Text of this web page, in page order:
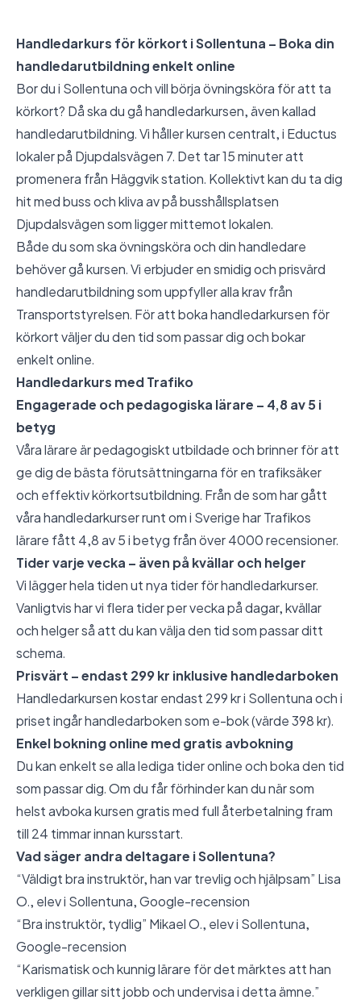
Handledarkurs för körkort i Sollentuna – Boka din
handledarutbildning enkelt online
Bor du i Sollentuna och vill börja övningsköra för att ta
körkort? Då ska du gå handledarkursen, även kallad
handledarutbildning. Vi håller kursen centralt, i Eductus
lokaler på Djupdalsvägen 7. Det tar 15 minuter att
promenera från Häggvik station. Kollektivt kan du ta dig
hit med buss och kliva av på busshållsplatsen
Djupdalsvägen som ligger mittemot lokalen.
Både du som ska övningsköra och din handledare
behöver gå kursen. Vi erbjuder en smidig och prisvärd
handledarutbildning som uppfyller alla krav från
Transportstyrelsen. För att boka handledarkursen för
körkort väljer du den tid som passar dig och bokar
enkelt online.
Handledarkurs med Trafiko
Engagerade och pedagogiska lärare – 4,8 av 5 i
betyg
Våra lärare är pedagogiskt utbildade och brinner för att
ge dig de bästa förutsättningarna för en trafiksäker
och effektiv körkortsutbildning. Från de som har gått
våra handledarkurser runt om i Sverige har Trafikos
lärare fått 4,8 av 5 i betyg från över 4000 recensioner.
Tider varje vecka – även på kvällar och helger
Vi lägger hela tiden ut nya tider för handledarkurser.
Vanligtvis har vi flera tider per vecka på dagar, kvällar
och helger så att du kan välja den tid som passar ditt
schema.
Prisvärt – endast 299 kr inklusive handledarboken
Handledarkursen kostar endast 299 kr i Sollentuna och i
priset ingår handledarboken som e-bok (värde 398 kr).
Enkel bokning online med gratis avbokning
Du kan enkelt se alla lediga tider online och boka den tid
som passar dig. Om du får förhinder kan du när som
helst avboka kursen gratis med full återbetalning fram
till 24 timmar innan kursstart.
Vad säger andra deltagare i Sollentuna?
“Väldigt bra instruktör, han var trevlig och hjälpsam” Lisa
O., elev i Sollentuna,Google-recension
“Bra instruktör, tydlig” Mikael O., elev i Sollentuna,
Google-recension
“Karismatisk och kunnig lärare för det märktes att han
verkligen gillar sitt jobb och undervisa i detta ämne.”